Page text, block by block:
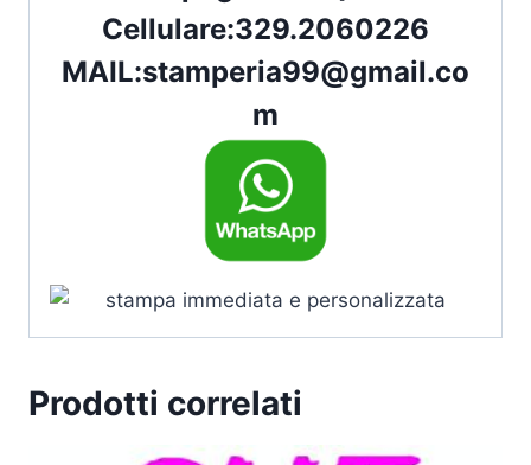
Cellulare:329.2060226
MAIL:stamperia99@gmail.co
m
Prodotti correlati